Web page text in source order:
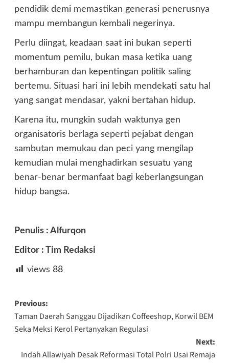
pendidik demi memastikan generasi penerusnya
mampu membangun kembali negerinya.
Perlu diingat, keadaan saat ini bukan seperti
momentum pemilu, bukan masa ketika uang
berhamburan dan kepentingan politik saling
bertemu. Situasi hari ini lebih mendekati satu hal
yang sangat mendasar, yakni bertahan hidup.
Karena itu, mungkin sudah waktunya gen
organisatoris berlaga seperti pejabat dengan
sambutan memukau dan peci yang mengilap
kemudian mulai menghadirkan sesuatu yang
benar-benar bermanfaat bagi keberlangsungan
hidup bangsa.
Penulis : Alfurqon
Editor : Tim Redaksi
views 88
Post
navigation
Previous:
Taman Daerah Sanggau Dijadikan Coffeeshop, Korwil BEM
Seka Meksi Kerol Pertanyakan Regulasi
Next:
Indah Allawiyah Desak Reformasi Total Polri Usai Remaja